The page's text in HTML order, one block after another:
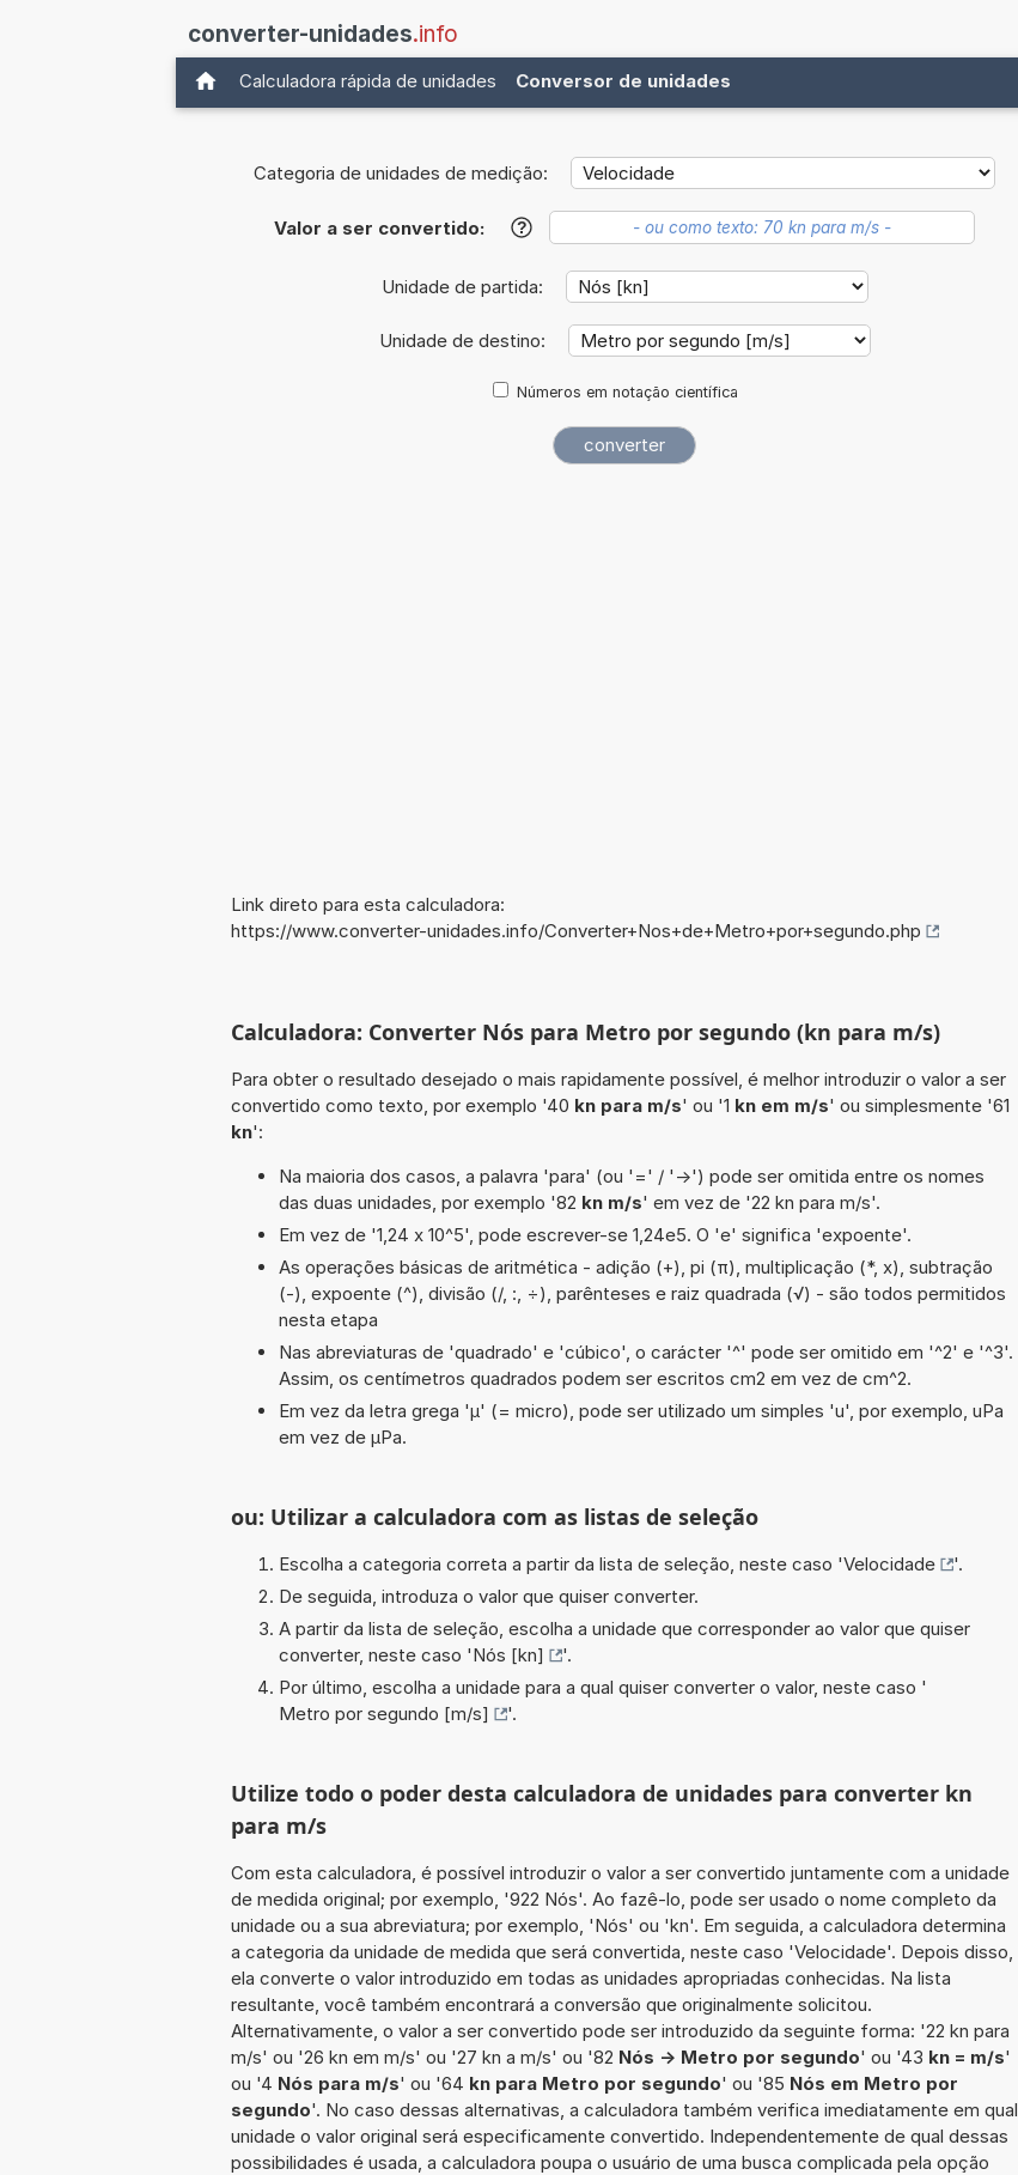
converter-unidades.info
Calculadora rápida de unidades Conversor de unidades
Categoria de unidades de medição:
Valor a ser convertido: ?
Unidade de partida:
Unidade de destino:
Números em notação científica
Link direto para esta calculadora:
https://www.converter-unidades.info/Converter+Nos+de+Metro+por+segundo.php
Calculadora: Converter Nós para Metro por segundo (kn para m/s)
Para obter o resultado desejado o mais rapidamente possível, é melhor introduzir o valor a ser
convertido como texto, por exemplo '40 kn para m/s' ou '1 kn em m/s' ou simplesmente '61
kn':
Na maioria dos casos, a palavra 'para' (ou '=' / '->') pode ser omitida entre os nomes
das duas unidades, por exemplo '82 kn m/s' em vez de '22 kn para m/s'.
Em vez de '1,24 x 10^5', pode escrever-se 1,24e5. O 'e' significa 'expoente'.
As operações básicas de aritmética - adição (+), pi (π), multiplicação (*, x), subtração
(-), expoente (^), divisão (/, :, ÷), parênteses e raiz quadrada (√) - são todos permitidos
nesta etapa
Nas abreviaturas de 'quadrado' e 'cúbico', o carácter '^' pode ser omitido em '^2' e '^3'.
Assim, os centímetros quadrados podem ser escritos cm2 em vez de cm^2.
Em vez da letra grega 'µ' (= micro), pode ser utilizado um simples 'u', por exemplo, uPa
em vez de µPa.
ou: Utilizar a calculadora com as listas de seleção
Escolha a categoria correta a partir da lista de seleção, neste caso 'Velocidade
'.
De seguida, introduza o valor que quiser converter.
A partir da lista de seleção, escolha a unidade que corresponder ao valor que quiser
converter, neste caso 'Nós [kn]
'.
Por último, escolha a unidade para a qual quiser converter o valor, neste caso '
Metro por segundo [m/s]
'.
Utilize todo o poder desta calculadora de unidades para converter kn
para m/s
Com esta calculadora, é possível introduzir o valor a ser convertido juntamente com a unidade
de medida original; por exemplo, '922 Nós'. Ao fazê-lo, pode ser usado o nome completo da
unidade ou a sua abreviatura; por exemplo, 'Nós' ou 'kn'. Em seguida, a calculadora determina
a categoria da unidade de medida que será convertida, neste caso 'Velocidade'. Depois disso,
ela converte o valor introduzido em todas as unidades apropriadas conhecidas. Na lista
resultante, você também encontrará a conversão que originalmente solicitou.
Alternativamente, o valor a ser convertido pode ser introduzido da seguinte forma: '22 kn para
m/s' ou '26 kn em m/s' ou '27 kn a m/s' ou '82 Nós -> Metro por segundo' ou '43 kn = m/s'
ou '4 Nós para m/s' ou '64 kn para Metro por segundo' ou '85 Nós em Metro por
segundo'. No caso dessas alternativas, a calculadora também verifica imediatamente em qual
unidade o valor original será especificamente convertido. Independentemente de qual dessas
possibilidades é usada, a calculadora poupa o usuário de uma busca complicada pela opção